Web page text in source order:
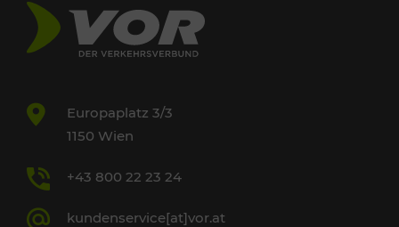
Europaplatz 3/3
1150 Wien
+43 800 22 23 24
kundenservice[at]vor.at